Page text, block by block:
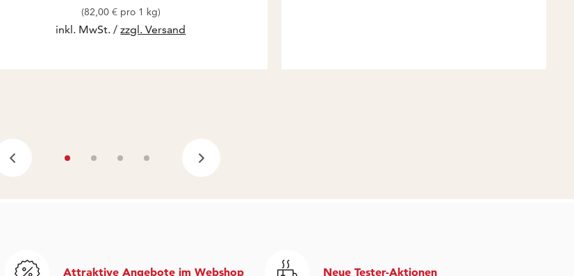
(82,00 € pro 1 kg)
inkl. MwSt. /zzgl. Versand
Attraktive Angebote im Webshop Neue Tester-Aktionen